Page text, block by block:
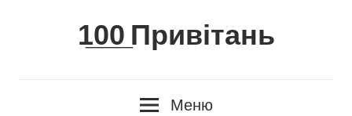
1̲0̲0̲ Привітань
Меню